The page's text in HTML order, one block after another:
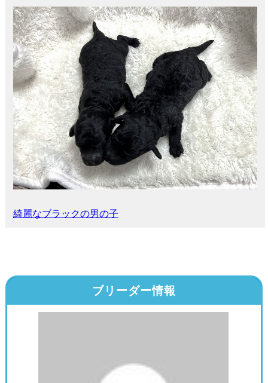
綺麗なブラックの男の子
ブリーダー情報